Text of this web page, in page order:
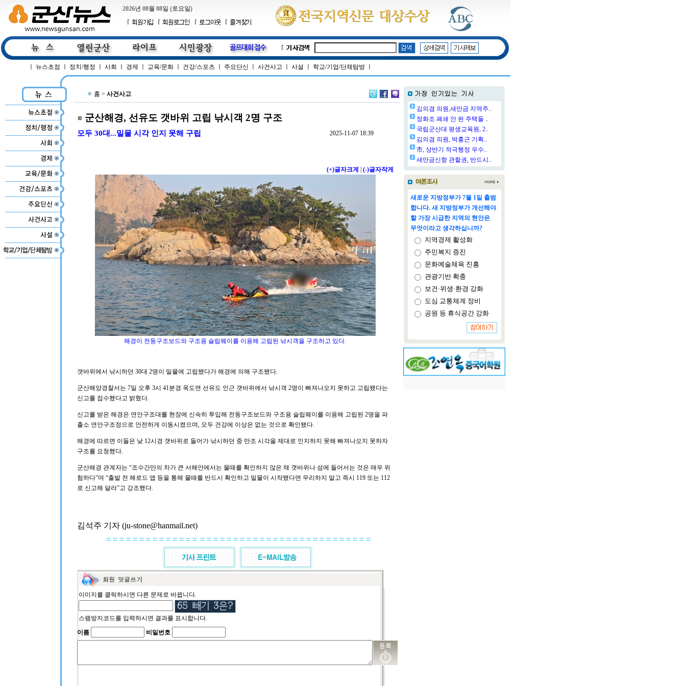
2026년 08월 08일 (토요일)
뉴스초점 정치/행정 사회 경제 교육/문화 건강/스포츠 주요단신 사건사고 사설 학교/기업/단체탐방
홈 > 사건사고
군산해경, 선유도 갯바위 고립 낚시객 2명 구조
모두 30대...밀물 시각 인지 못해 구립 2025-11-07 18:39
(+)글자크게 (-)글자작게
해경이 전동구조보드와 구조용 슬립웨이를 이용해 고립된 낚시객을 구조하고 있다.
갯바위에서 낚시하던 30대 2명이 밀물에 고립됐다가 해경에 의해 구조됐다.
군산해양경찰서는 7일 오후 3시 41분경 옥도면 선유도 인근 갯바위에서 낚시객 2명이 빠져나오지 못하고 고립됐다는
신고를 접수했다고 밝혔다.
신고를 받은 해경은 연안구조대를 현장에 신속히 투입해 전동구조보드와 구조용 슬립웨이를 이용해 고립된 2명을 파
출소 연안구조정으로 안전하게 이동시켰으며, 모두 건강에 이상은 없는 것으로 확인됐다.
해경에 따르면 이들은 낮 12시경 갯바위로 들어가 낚시하던 중 만조 시각을 제대로 인지하지 못해 빠져나오지 못하자
구조를 요청했다.
군산해경 관계자는 “조수간만의 차가 큰 서해안에서는 물때를 확인하지 않은 채 갯바위나 섬에 들어서는 것은 매우 위
험하다”며 “출발 전 해로드 앱 등을 통해 물때를 반드시 확인하고 밀물이 시작됐다면 무리하지 말고 즉시 119 또는 112
로 신고해 달라”고 강조했다.
김석주 기자 (ju-stone@hanmail.net)
이미지를 클릭하시면 다른 문제로 바뀝니다.
스팸방지코드를 입력하시면 결과를 표시합니다.
이름
비밀번호
김의겸 의원,새만금 지역주..
정화조 폐쇄 안 된 주택들 ..
국립군산대 평생교육원, 2..
김의겸 의원, 박홍근 기획..
市, 상반기 적극행정 우수..
새만금신항 관할권, 반드시..
새로운 지방정부가 7월 1일 출범
합니다. 새 지방정부가 개선해야
할 가장 시급한 지역의 현안은
무엇이라고 생각하십니까?
지역경제 활성화
주민복지 증진
문화예술체육 진흥
관광기반 확충
보건·위생·환경 강화
도심 교통체계 정비
공원 등 휴식공간 강화